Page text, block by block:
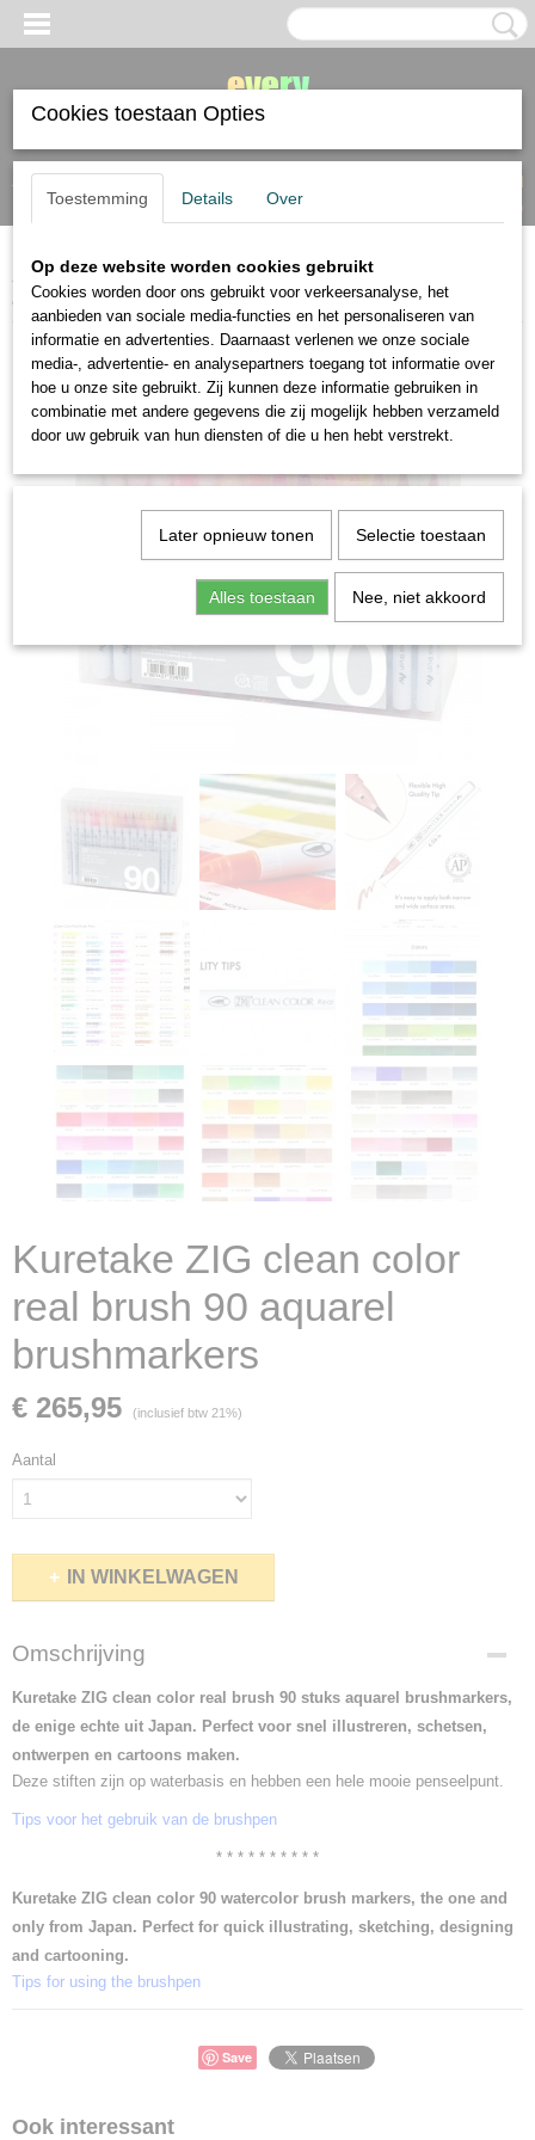
Inloggen Registreren
(0)
Home>Kuretake>Kuretake ZIG clean color real brush 90 aquarel
brushmarkers
Kuretake ZIG clean color
real brush 90 aquarel
brushmarkers
€ 265,95 (inclusief btw 21%)
Aantal
IN WINKELWAGEN
Omschrijving
Kuretake ZIG clean color real brush 90 stuks aquarel brushmarkers,
de enige echte uit Japan. Perfect voor snel illustreren, schetsen,
ontwerpen en cartoons maken.
Deze stiften zijn op waterbasis en hebben een hele mooie penseelpunt.
Tips voor het gebruik van de brushpen
* * * * * * * * * *
Kuretake ZIG clean color 90 watercolor brush markers, the one and
only from Japan. Perfect for quick illustrating, sketching, designing
and cartooning.
Tips for using the brushpen
Save
Ook interessant
Cookies toestaan Opties
Toestemming Details Over
Op deze website worden cookies gebruikt
Cookies worden door ons gebruikt voor verkeersanalyse, het
aanbieden van sociale media-functies en het personaliseren van
informatie en advertenties. Daarnaast verlenen we onze sociale
media-, advertentie- en analysepartners toegang tot informatie over
hoe u onze site gebruikt. Zij kunnen deze informatie gebruiken in
combinatie met andere gegevens die zij mogelijk hebben verzameld
door uw gebruik van hun diensten of die u hen hebt verstrekt.
Later opnieuw tonen Selectie toestaan
Alles toestaan Nee, niet akkoord